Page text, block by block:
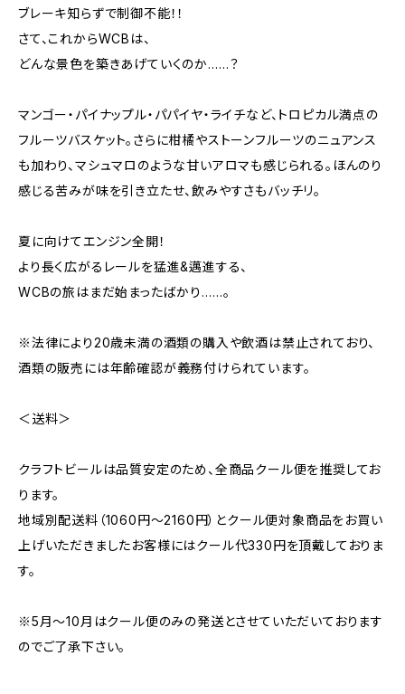
ブレーキ知らずで制御不能！！
さて、これからWCBは、
どんな景色を築きあげていくのか……？
マンゴー・パイナップル・パパイヤ・ライチなど、トロピカル満点の
フルーツバスケット。さらに柑橘やストーンフルーツのニュアンス
も加わり、マシュマロのような甘いアロマも感じられる。ほんのり
感じる苦みが味を引き立たせ、飲みやすさもバッチリ。
夏に向けてエンジン全開！
より長く広がるレールを猛進&邁進する、
WCBの旅はまだ始まったばかり……。
※法律により20歳未満の酒類の購入や飲酒は禁止されており、
酒類の販売には年齢確認が義務付けられています。
＜送料＞
クラフトビールは品質安定のため、全商品クール便を推奨してお
ります。
地域別配送料（1060円～2160円）とクール便対象商品をお買い
上げいただきましたお客様にはクール代330円を頂戴しておりま
す。
※5月～10月はクール便のみの発送とさせていただいております
のでご了承下さい。